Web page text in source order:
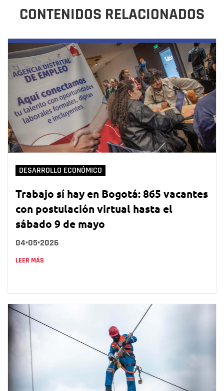
CONTENIDOS RELACIONADOS
DESARROLLO ECONÓMICO
Trabajo sí hay en Bogotá: 865 vacantes
con postulación virtual hasta el
sábado 9 de mayo
04•05•2026
LEER MÁS